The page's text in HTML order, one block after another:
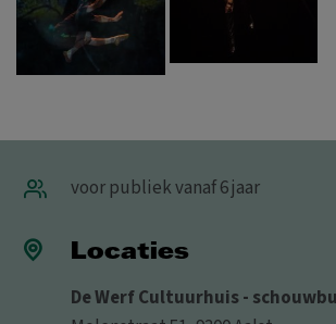
voor publiek vanaf 6 jaar
Locaties
De Werf Cultuurhuis -